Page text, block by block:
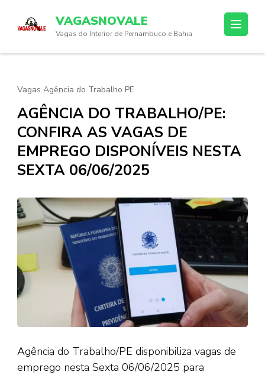
(Press
VAGASNOVALE
Vagas do Interior de Pernambuco e Bahia
Vagas Agência do Trabalho PE
AGÊNCIA DO TRABALHO/PE:
CONFIRA AS VAGAS DE
EMPREGO DISPONÍVEIS NESTA
SEXTA 06/06/2025
Agência do Trabalho/PE disponibiliza vagas de
emprego nesta Sexta 06/06/2025 para